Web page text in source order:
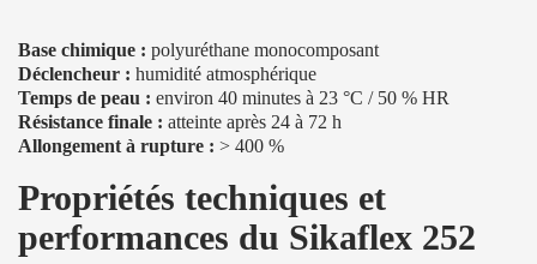
Base chimique : polyuréthane monocomposant
Déclencheur : humidité atmosphérique
Temps de peau : environ 40 minutes à 23 °C / 50 % HR
Résistance finale : atteinte après 24 à 72 h
Allongement à rupture : > 400 %
Propriétés techniques et
performances du Sikaflex 252